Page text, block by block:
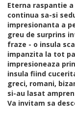
Eterna raspantie
continua sa-si
impresionanta a
greu de surprins
fraze - o insula
impanzita la tot
impresioneaza
insula fiind
greci, romani,
si-au lasat
Va invitam sa